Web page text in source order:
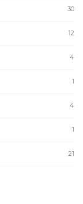
30
12
4
1
4
1
21